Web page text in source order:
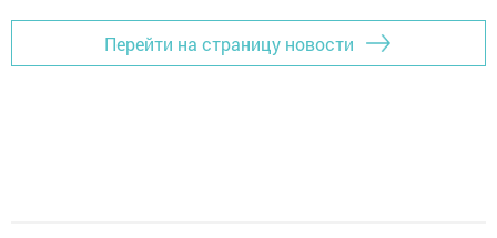
Перейти на страницу новости